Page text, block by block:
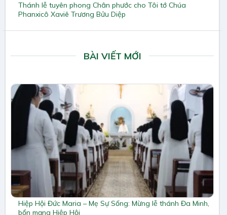
Thánh lễ tuyên phong Chân phước cho Tôi tớ Chúa
Phanxicô Xaviê Trương Bửu Diệp
BÀI VIẾT MỚI
Hiệp Hội Đức Maria – Mẹ Sự Sống: Mừng lễ thánh Đa Minh,
bổn mạng Hiệp Hội